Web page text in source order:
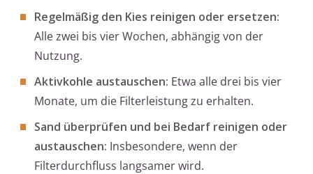
Regelmäßig den Kies reinigen oder ersetzen:
Alle zwei bis vier Wochen, abhängig von der
Nutzung.
Aktivkohle austauschen: Etwa alle drei bis vier
Monate, um die Filterleistung zu erhalten.
Sand überprüfen und bei Bedarf reinigen oder
austauschen: Insbesondere, wenn der
Filterdurchfluss langsamer wird.